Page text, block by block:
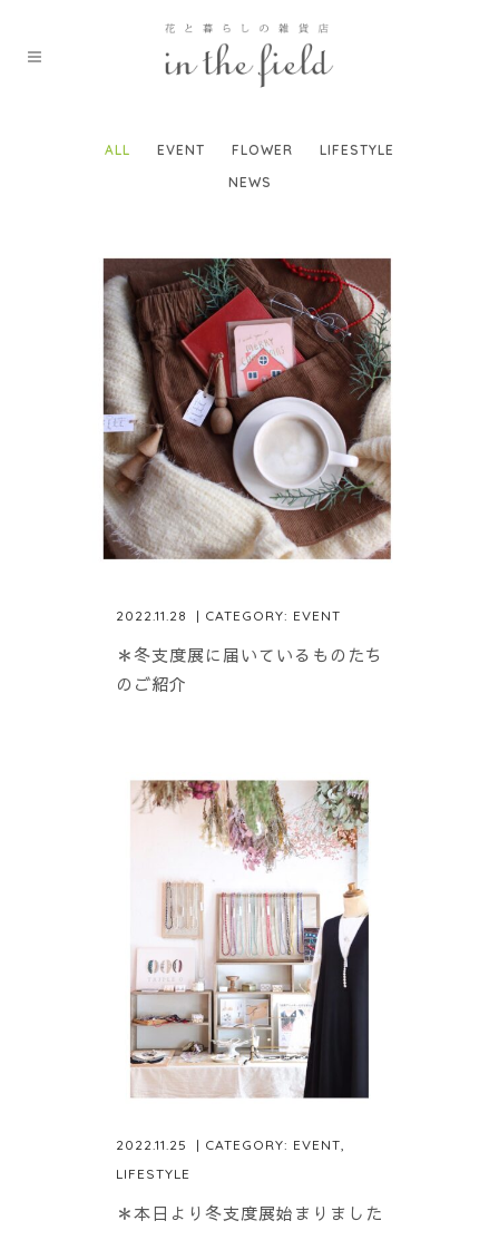
ALL EVENT FLOWER
LIFESTYLE
NEWS
2022.11.28 | CATEGORY: EVENT
＊冬支度展に届いているものたち
のご紹介
2022.11.25 | CATEGORY: EVENT,
LIFESTYLE
＊本日より冬支度展始まりました